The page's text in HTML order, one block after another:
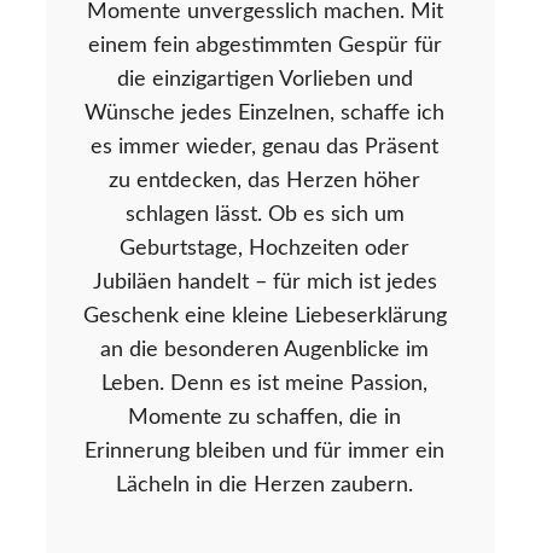
Momente unvergesslich machen. Mit
einem fein abgestimmten Gespür für
die einzigartigen Vorlieben und
Wünsche jedes Einzelnen, schaffe ich
es immer wieder, genau das Präsent
zu entdecken, das Herzen höher
schlagen lässt. Ob es sich um
Geburtstage, Hochzeiten oder
Jubiläen handelt – für mich ist jedes
Geschenk eine kleine Liebeserklärung
an die besonderen Augenblicke im
Leben. Denn es ist meine Passion,
Momente zu schaffen, die in
Erinnerung bleiben und für immer ein
Lächeln in die Herzen zaubern.